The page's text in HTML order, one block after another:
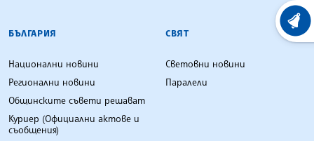
БЪЛГАРСКА ТЕЛЕГРАФНА АГЕНЦИЯ
БЪЛГАРИЯ
Национални новини
Регионални новини
Общинските съвети решават
Куриер (Официални актове и
съобщения)
СВЯТ
Световни новини
Паралели